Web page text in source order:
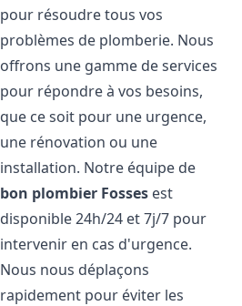
pour résoudre tous vos
problèmes de plomberie. Nous
offrons une gamme de services
pour répondre à vos besoins,
que ce soit pour une urgence,
une rénovation ou une
installation. Notre équipe de
bon plombier Fosses est
disponible 24h/24 et 7j/7 pour
intervenir en cas d'urgence.
Nous nous déplaçons
rapidement pour éviter les